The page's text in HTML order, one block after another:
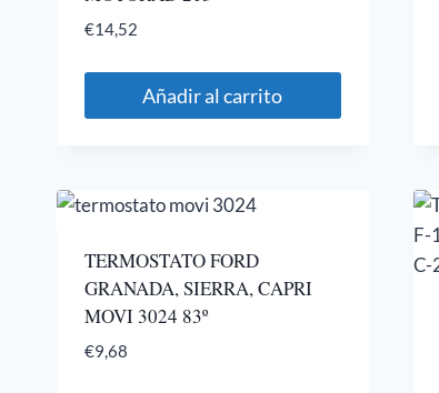
€14,52
Añadir al carrito
TERMOSTATO FORD
GRANADA, SIERRA, CAPRI
MOVI 3024 83º
€9,68